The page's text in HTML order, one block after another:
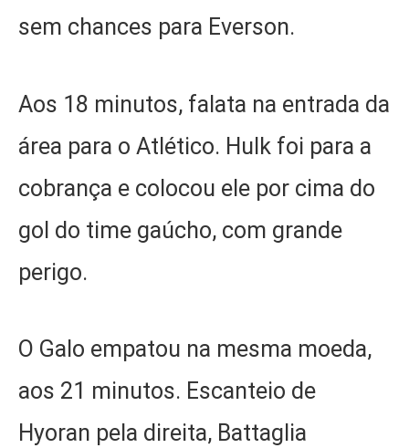
sem chances para Everson.
Aos 18 minutos, falata na entrada da
área para o Atlético. Hulk foi para a
cobrança e colocou ele por cima do
gol do time gaúcho, com grande
perigo.
O Galo empatou na mesma moeda,
aos 21 minutos. Escanteio de
Hyoran pela direita, Battaglia